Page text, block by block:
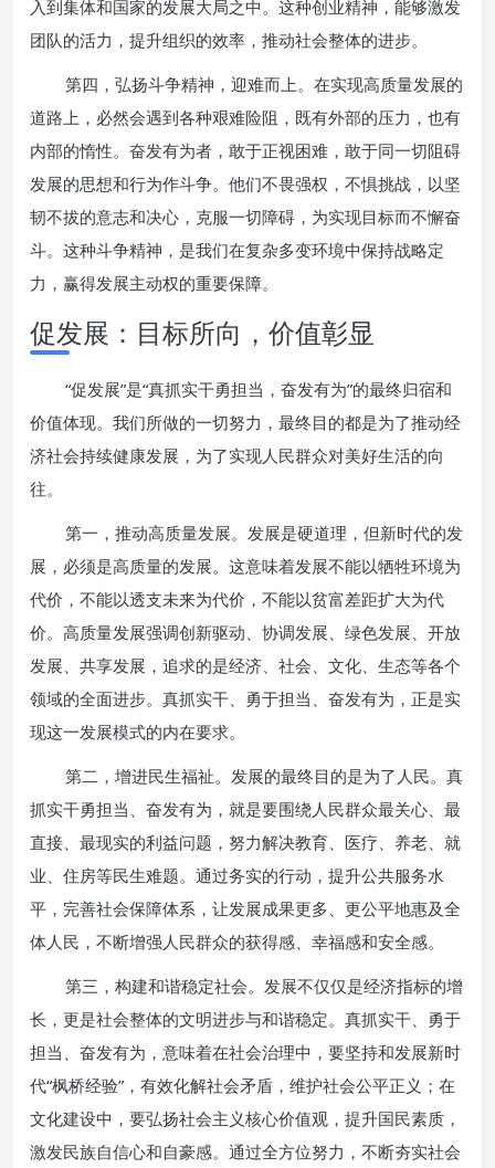
入到集体和国家的发展大局之中。这种创业精神，能够激发
团队的活力，提升组织的效率，推动社会整体的进步。
第四，弘扬斗争精神，迎难而上。在实现高质量发展的
道路上，必然会遇到各种艰难险阻，既有外部的压力，也有
内部的惰性。奋发有为者，敢于正视困难，敢于同一切阻碍
发展的思想和行为作斗争。他们不畏强权，不惧挑战，以坚
韧不拔的意志和决心，克服一切障碍，为实现目标而不懈奋
斗。这种斗争精神，是我们在复杂多变环境中保持战略定
力，赢得发展主动权的重要保障。
促发展：目标所向，价值彰显
“促发展”是“真抓实干勇担当，奋发有为”的最终归宿和
价值体现。我们所做的一切努力，最终目的都是为了推动经
济社会持续健康发展，为了实现人民群众对美好生活的向
往。
第一，推动高质量发展。发展是硬道理，但新时代的发
展，必须是高质量的发展。这意味着发展不能以牺牲环境为
代价，不能以透支未来为代价，不能以贫富差距扩大为代
价。高质量发展强调创新驱动、协调发展、绿色发展、开放
发展、共享发展，追求的是经济、社会、文化、生态等各个
领域的全面进步。真抓实干、勇于担当、奋发有为，正是实
现这一发展模式的内在要求。
第二，增进民生福祉。发展的最终目的是为了人民。真
抓实干勇担当、奋发有为，就是要围绕人民群众最关心、最
直接、最现实的利益问题，努力解决教育、医疗、养老、就
业、住房等民生难题。通过务实的行动，提升公共服务水
平，完善社会保障体系，让发展成果更多、更公平地惠及全
体人民，不断增强人民群众的获得感、幸福感和安全感。
第三，构建和谐稳定社会。发展不仅仅是经济指标的增
长，更是社会整体的文明进步与和谐稳定。真抓实干、勇于
担当、奋发有为，意味着在社会治理中，要坚持和发展新时
代“枫桥经验”，有效化解社会矛盾，维护社会公平正义；在
文化建设中，要弘扬社会主义核心价值观，提升国民素质，
激发民族自信心和自豪感。通过全方位努力，不断夯实社会